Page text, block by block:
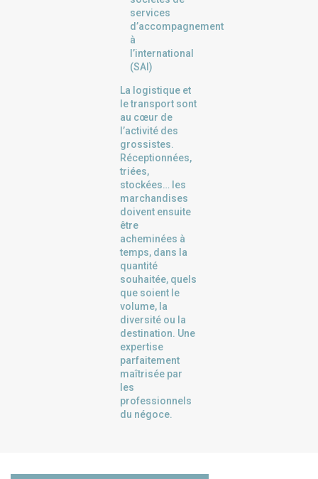
services
d’accompagnement
à
l’international
(SAI)
La logistique et
le transport sont
au cœur de
l’activité des
grossistes.
Réceptionnées,
triées,
stockées… les
marchandises
doivent ensuite
être
acheminées à
temps, dans la
quantité
souhaitée, quels
que soient le
volume, la
diversité ou la
destination. Une
expertise
parfaitement
maîtrisée par
les
professionnels
du négoce.